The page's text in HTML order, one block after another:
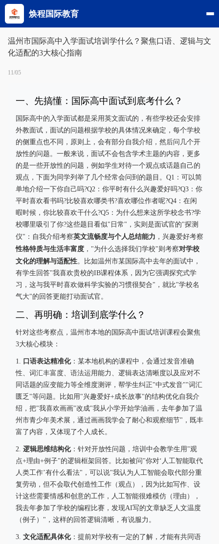
焕程国际教育
温州市国际高中入学面试培训学什么？聚焦口语、逻辑与文
化适配的3大核心指南
11/05
一、先搞懂：国际高中面试到底考什么？
国际高中的入学面试都是采用英文面试的，有些学校还会安排
外教面试，面试的问题根据学校的具体情况来确定，每个学校
的侧重点也不同，原则上，会有部分自我介绍，然后问几个开
放性的问题。一般来说，面试不会包含学术主题的内容，更多
的是一些开放性的问题，例如学生对待一个观点或话题自己的
观点，下面为同学列举了几个经常会问到的题目。Q1：可以简
单地介绍一下你自己吗?Q2：你平时有什么兴趣爱好吗?Q3：你
平时喜欢看书吗?比较喜欢哪类书?喜欢哪位作者呢?Q4：在闲
暇时候，你比较喜欢干什么?Q5：为什么想来这所学校念书?学
校哪里吸引了你?这些题目看似"日常"，实则是面试官的"探测
仪"：自我介绍考察英文流畅度与个人总结能力 ，兴趣爱好考察
性格特质与生活丰富度 ，"为什么选择我们学校"则考察对学校
文化的理解与适配性。比如温州市某国际高中去年的面试中，
有学生回答"我喜欢贵校的IB课程体系，因为它强调探究式学
习，这与我平时喜欢做科学实验的习惯很契合"，就比"学校名
气大"的回答更能打动面试官。
二、再明确：培训到底学什么？
针对这些考察点，温州市本地的国际高中面试培训课程会聚焦
3大核心模块：
1. 口语表达精准化：某本地机构的课程中，会通过发音准确
性、词汇丰富度、语法运用能力、逻辑表达清晰度以及应对不
同话题的应变能力等全维度测评，帮学生纠正"中式发音""词汇
匮乏"等问题。比如用"兴趣爱好+成长故事"的结构优化自我介
绍，把"我喜欢画画"改成"我从小学开始学油画，去年参加了温
州市青少年美术展，通过画画我学会了耐心和观察细节"，既丰
富了内容，又体现了个人成长。
2. 逻辑思维结构化：针对开放性问题，培训中会教学生用"观
点+理由+例子"的逻辑框架回答。比如被问"你对‘人工智能取代
人类工作’有什么看法"，可以说"我认为人工智能会取代部分重
复劳动，但不会取代创造性工作（观点），因为比如写作、设
计这些需要情感和创意的工作，人工智能很难模仿（理由），
我去年参加了学校的编程比赛，发现AI写的文章缺乏人文温度
（例子）"，这样的回答逻辑清晰，有说服力。
3. 文化适配具体化：提前对学校有一定的了解，才能有共同语